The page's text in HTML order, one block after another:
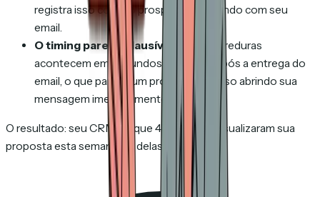
registra isso como o prospect interagindo com seu
email.
O timing parece plausível.
Essas varreduras
acontecem em segundos a minutos após a entrega do
email, o que parece um prospect ansioso abrindo sua
mensagem imediatamente.
O resultado: seu CRM diz que 47 pessoas visualizaram sua
proposta esta semana. 38 delas eram bots.